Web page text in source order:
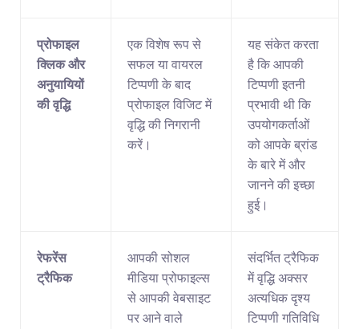
प्रोफाइल
क्लिक और
अनुयायियों
की वृद्धि
एक विशेष रूप से
सफल या वायरल
टिप्पणी के बाद
प्रोफाइल विजिट में
वृद्धि की निगरानी
करें।
यह संकेत करता
है कि आपकी
टिप्पणी इतनी
प्रभावी थी कि
उपयोगकर्ताओं
को आपके ब्रांड
के बारे में और
जानने की इच्छा
हुई।
रेफरेंस
ट्रैफिक
आपकी सोशल
मीडिया प्रोफाइल्स
से आपकी वेबसाइट
पर आने वाले
संदर्भित ट्रैफिक
में वृद्धि अक्सर
अत्यधिक दृश्य
टिप्पणी गतिविधि